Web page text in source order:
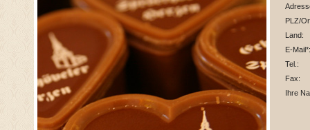
PLZ/
Land:
E-Mail*:
Tel.:
Fax:
Ihre